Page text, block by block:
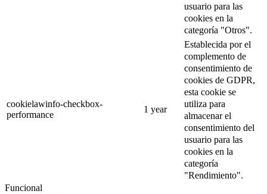
usuario para las
cookies en la
categoría "Otros".
cookielawinfo-checkbox-
performance
1 year
Establecida por el
complemento de
consentimiento de
cookies de GDPR,
esta cookie se
utiliza para
almacenar el
consentimiento del
usuario para las
cookies en la
categoría
"Rendimiento".
Funcional